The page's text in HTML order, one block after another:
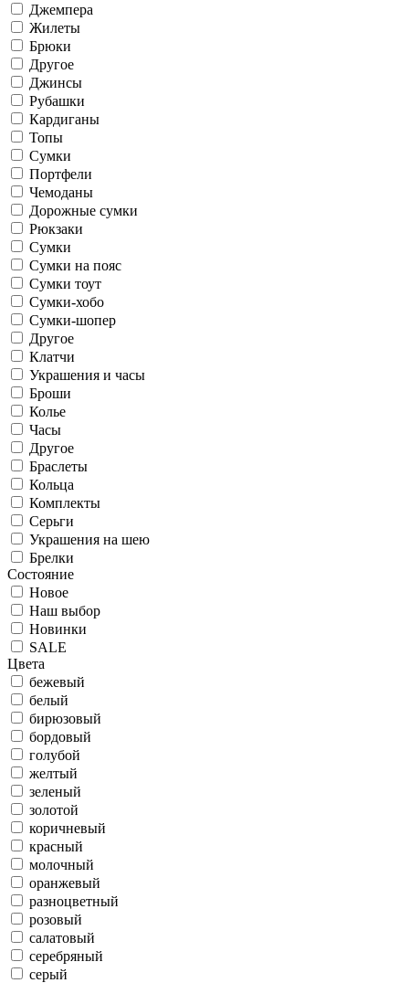
Джемпера
Жилеты
Брюки
Другое
Джинсы
Рубашки
Кардиганы
Топы
Сумки
Портфели
Чемоданы
Дорожные сумки
Рюкзаки
Сумки
Сумки на пояс
Сумки тоут
Сумки-хобо
Сумки-шопер
Другое
Клатчи
Украшения и часы
Броши
Колье
Часы
Другое
Браслеты
Кольца
Комплекты
Серьги
Украшения на шею
Брелки
Состояние
Новое
Наш выбор
Новинки
SALE
Цвета
бежевый
белый
бирюзовый
бордовый
голубой
желтый
зеленый
золотой
коричневый
красный
молочный
оранжевый
разноцветный
розовый
салатовый
серебряный
серый